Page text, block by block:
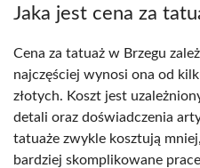
Jaka jest cena za
Cena za tatuaż w Brzegu
najczęściej wynosi ona od
złotych. Koszt jest
detali oraz doświadczenia
tatuaże zwykle kosztują
bardziej skomplikowane